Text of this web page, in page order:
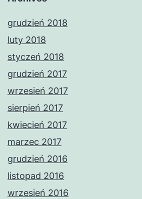
grudzień 2018
luty 2018
styczeń 2018
grudzień 2017
wrzesień 2017
sierpień 2017
kwiecień 2017
marzec 2017
grudzień 2016
listopad 2016
wrzesień 2016